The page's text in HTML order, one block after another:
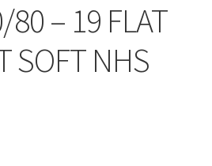
80 – 19 FLAT
SOFT NHS